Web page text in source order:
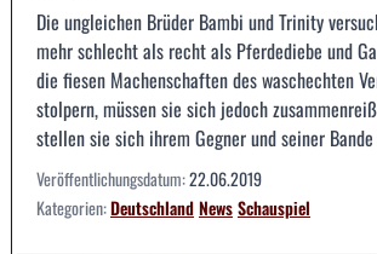
Die ungleichen Brüder Bambi und Trinity
mehr schlecht als recht als Pferdediebe und
die fiesen Machenschaften des waschechten
stolpern, müssen sie sich jedoch
stellen sie sich ihrem Gegner und seiner
Veröffentlichungsdatum:22.06.2019
Kategorien:DeutschlandNewsSchauspiel